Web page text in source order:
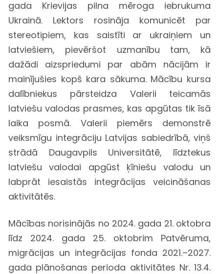
gada Krievijas pilna mēroga iebrukuma
Ukrainā. Lektors rosināja komunicēt par
stereotipiem, kas saistīti ar ukraiņiem un
latviešiem, pievēršot uzmanību tam, kā
dažādi aizspriedumi par abām nācijām ir
mainījušies kopš kara sākuma. Mācību kursa
dalībniekus pārsteidza Valerii teicamās
latviešu valodas prasmes, kas apgūtas tik īsā
laika posmā. Valerii piemērs demonstrē
veiksmīgu integrāciju Latvijas sabiedrībā, viņš
strādā Daugavpils Universitātē, līdztekus
latviešu valodai apgūst ķīniešu valodu un
labprāt iesaistās integrācijas veicināšanas
aktivitātēs.
Mācības norisinājās no 2024. gada 21. oktobra
līdz 2024. gada 25. oktobrim Patvēruma,
migrācijas un integrācijas fonda 2021.–2027.
gada plānošanas perioda aktivitātes Nr. 13.4.